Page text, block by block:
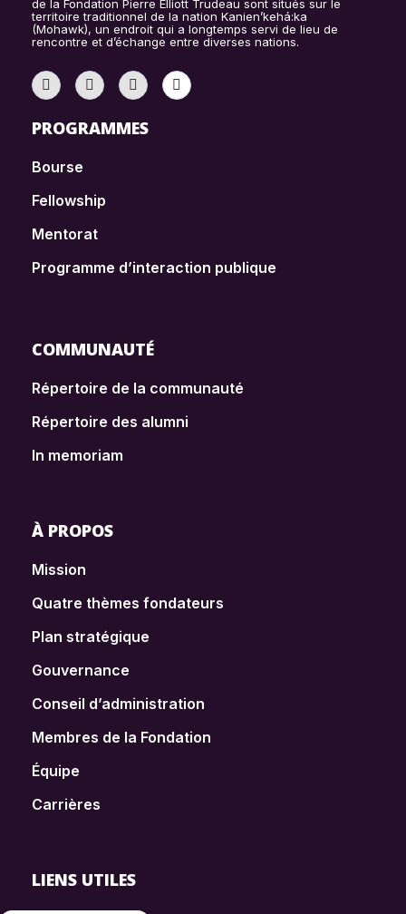
de la Fondation Pierre Elliott Trudeau sont situés sur le
territoire traditionnel de la nation Kanien’kehá:ka
(Mohawk), un endroit qui a longtemps servi de lieu de
rencontre et d’échange entre diverses nations.
PROGRAMMES
Bourse
Fellowship
Mentorat
Programme d’interaction publique
COMMUNAUTÉ
Répertoire de la communauté
Répertoire des alumni
In memoriam
À PROPOS
Mission
Quatre thèmes fondateurs
Plan stratégique
Gouvernance
Conseil d’administration
Membres de la Fondation
Équipe
Carrières
LIENS UTILES